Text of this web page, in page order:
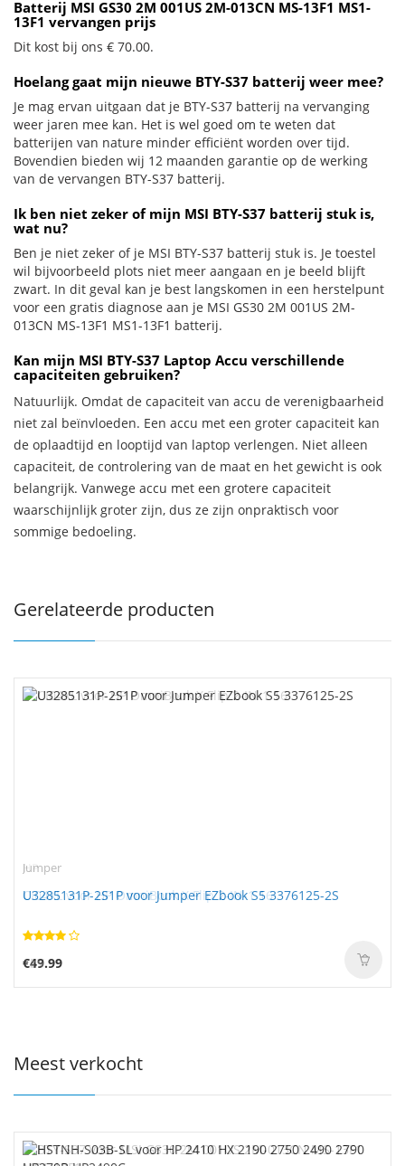
Batterij MSI GS30 2M 001US 2M-013CN MS-13F1 MS1-
13F1 vervangen prijs
Dit kost bij ons € 70.00.
Hoelang gaat mijn nieuwe BTY-S37 batterij weer mee?
Je mag ervan uitgaan dat je BTY-S37 batterij na vervanging
weer jaren mee kan. Het is wel goed om te weten dat
batterijen van nature minder efficiënt worden over tijd.
Bovendien bieden wij 12 maanden garantie op de werking
van de vervangen BTY-S37 batterij.
Ik ben niet zeker of mijn MSI BTY-S37 batterij stuk is,
wat nu?
Ben je niet zeker of je MSI BTY-S37 batterij stuk is. Je toestel
wil bijvoorbeeld plots niet meer aangaan en je beeld blijft
zwart. In dit geval kan je best langskomen in een herstelpunt
voor een gratis diagnose aan je MSI GS30 2M 001US 2M-
013CN MS-13F1 MS1-13F1 batterij.
Kan mijn MSI BTY-S37 Laptop Accu verschillende
capaciteiten gebruiken?
Natuurlijk. Omdat de capaciteit van accu de verenigbaarheid
niet zal beïnvloeden. Een accu met een groter capaciteit kan
de oplaadtijd en looptijd van laptop verlengen. Niet alleen
capaciteit, de controlering van de maat en het gewicht is ook
belangrijk. Vanwege accu met een grotere capaciteit
waarschijnlijk groter zijn, dus ze zijn onpraktisch voor
sommige bedoeling.
Gerelateerde producten
Jumper
U3285131P-2S1P voor Jumper EZbook S5 3376125-2S
€49.99
Meest verkocht